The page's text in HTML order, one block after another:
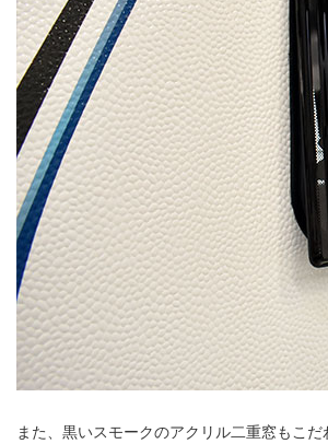
また、黒いスモークのアクリル二重窓もこだ